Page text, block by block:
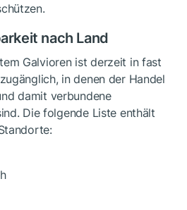
nach Land
Galvioren ist derzeit in fast
in denen der Handel
damit verbundene
Die folgende Liste enthält